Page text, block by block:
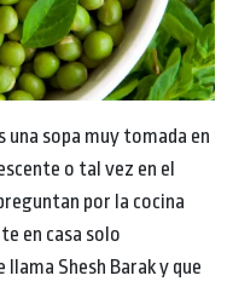
una sopa muy tomada en
o tal vez en el
por la cocina
en casa solo
llama Shesh Barak y que